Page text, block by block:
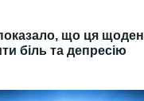
що ця
біль та депресію